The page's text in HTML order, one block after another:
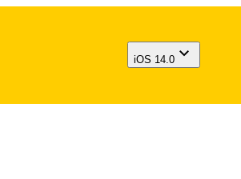
iOS 14.0